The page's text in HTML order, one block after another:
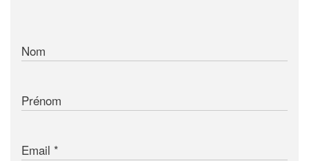
Nom
Prénom
Email